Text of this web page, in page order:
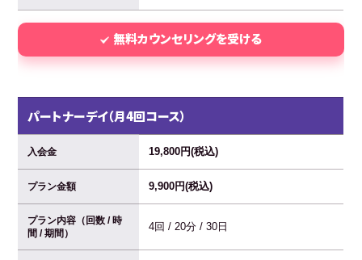
無料カウンセリングを受ける
パートナーデイ（月4回コース）
入会金 19,800円(税込)
プラン金額 9,900円(税込)
プラン内容（回数 / 時
間 / 期間）
4回 / 20分 / 30日